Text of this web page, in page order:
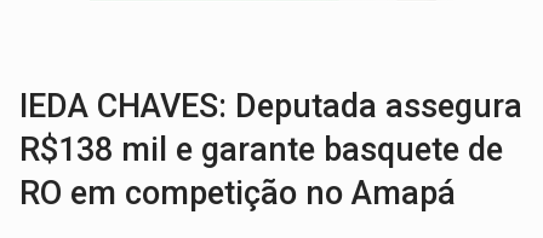
IEDA CHAVES: Deputada assegura
R$138 mil e garante basquete de
RO em competição no Amapá